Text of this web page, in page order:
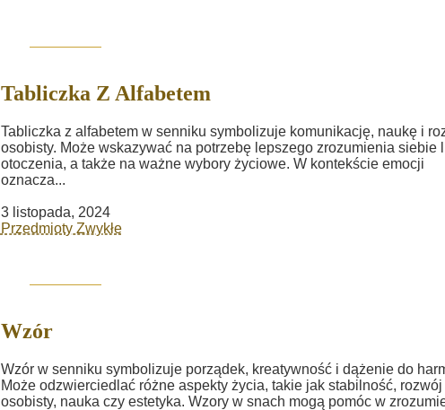
Tabliczka Z Alfabetem
Tabliczka z alfabetem w senniku symbolizuje komunikację, naukę i
osobisty. Może wskazywać na potrzebę lepszego zrozumienia siebie
otoczenia, a także na ważne wybory życiowe. W kontekście emocji
oznacza...
3 listopada, 2024
Przedmioty Zwykłe
Wzór
Wzór w senniku symbolizuje porządek, kreatywność i dążenie do
Może odzwierciedlać różne aspekty życia, takie jak stabilność, rozwój
osobisty, nauka czy estetyka. Wzory w snach mogą pomóc w